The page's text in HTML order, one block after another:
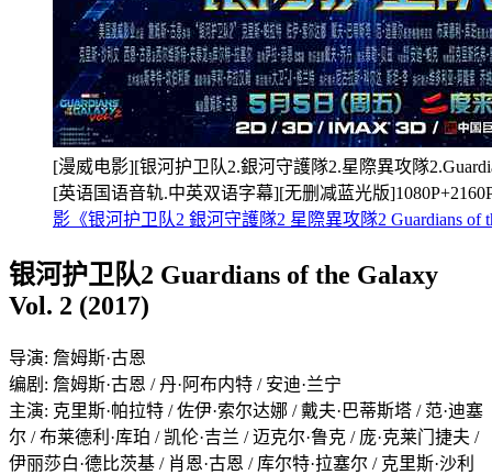
[漫威电影][银河护卫队2.銀河守護隊2.星際異攻隊
[英语国语音轨.中英双语字幕][无删减蓝光版
影《银河护卫队2 銀河守護隊2 星際異攻隊2 Guardians of
银河护卫队2 Guardians of the Galaxy
Vol. 2 (2017)
导演: 詹姆斯·古恩
编剧: 詹姆斯·古恩 / 丹·阿布内特 / 安迪·兰宁
主演: 克里斯·帕拉特 / 佐伊·索尔达娜 / 戴夫·巴蒂斯塔 / 范·迪塞
尔 / 布莱德利·库珀 / 凯伦·吉兰 / 迈克尔·鲁克 / 庞·克莱门捷夫 /
伊丽莎白·德比茨基 / 肖恩·古恩 / 库尔特·拉塞尔 / 克里斯·沙利